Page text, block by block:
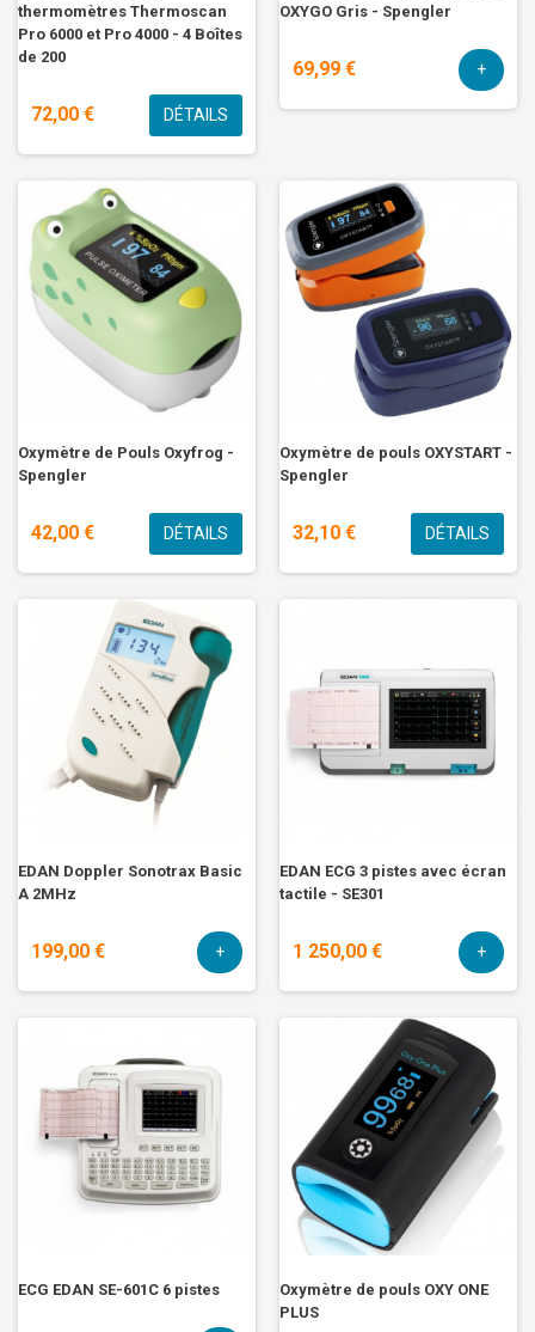
thermomètres Thermoscan
Pro 6000 et Pro 4000 - 4 Boîtes
de 200
72,00 € DÉTAILS
OXYGO Gris - Spengler
69,99 € +
Oxymètre de Pouls Oxyfrog -
Spengler
42,00 € DÉTAILS
Oxymètre de pouls OXYSTART -
Spengler
32,10 € DÉTAILS
EDAN Doppler Sonotrax Basic
A 2MHz
199,00 € +
EDAN ECG 3 pistes avec écran
tactile - SE301
1 250,00 € +
ECG EDAN SE-601C 6 pistes
Oxymètre de pouls OXY ONE
PLUS